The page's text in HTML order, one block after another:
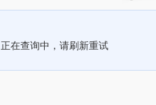
正在查询中，请刷新重试